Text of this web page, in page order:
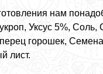
нам
Уксус 5%, Соль,
горошек,
лист.